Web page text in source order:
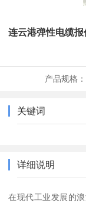
连云港弹性电缆报
产品规格：
关键词
详细说明
在现代工业发展的